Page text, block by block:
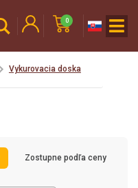
0
Vykurovacia doska
Zostupne podľa ceny